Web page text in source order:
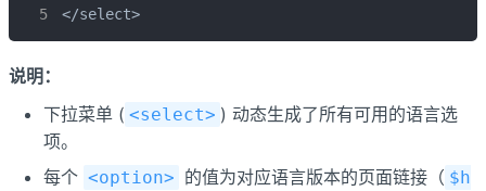
</select>
说明：
下拉菜单 ( <select> ) 动态生成了所有可用的语言选
项。
每个 <option> 的值为对应语言版本的页面链接（ $h